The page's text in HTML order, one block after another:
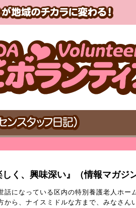
しく、興味深い』（情報マガ
話になっている区内の特別養護老人ホ
から、ナイスミドルな方まで、みなさ